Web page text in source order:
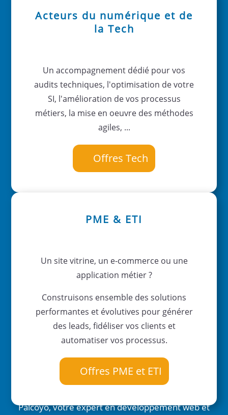
Acteurs du numérique et de
la Tech
Un accompagnement dédié pour vos
audits techniques, l'optimisation de votre
SI, l'amélioration de vos processus
métiers, la mise en oeuvre des méthodes
agiles, ...
Offres Tech
PME & ETI
Un site vitrine, un e-commerce ou une
application métier ?
Construisons ensemble des solutions
performantes et évolutives pour générer
des leads, fidéliser vos clients et
automatiser vos processus.
Offres PME et ETI
Palcoyo, votre expert en développement web et